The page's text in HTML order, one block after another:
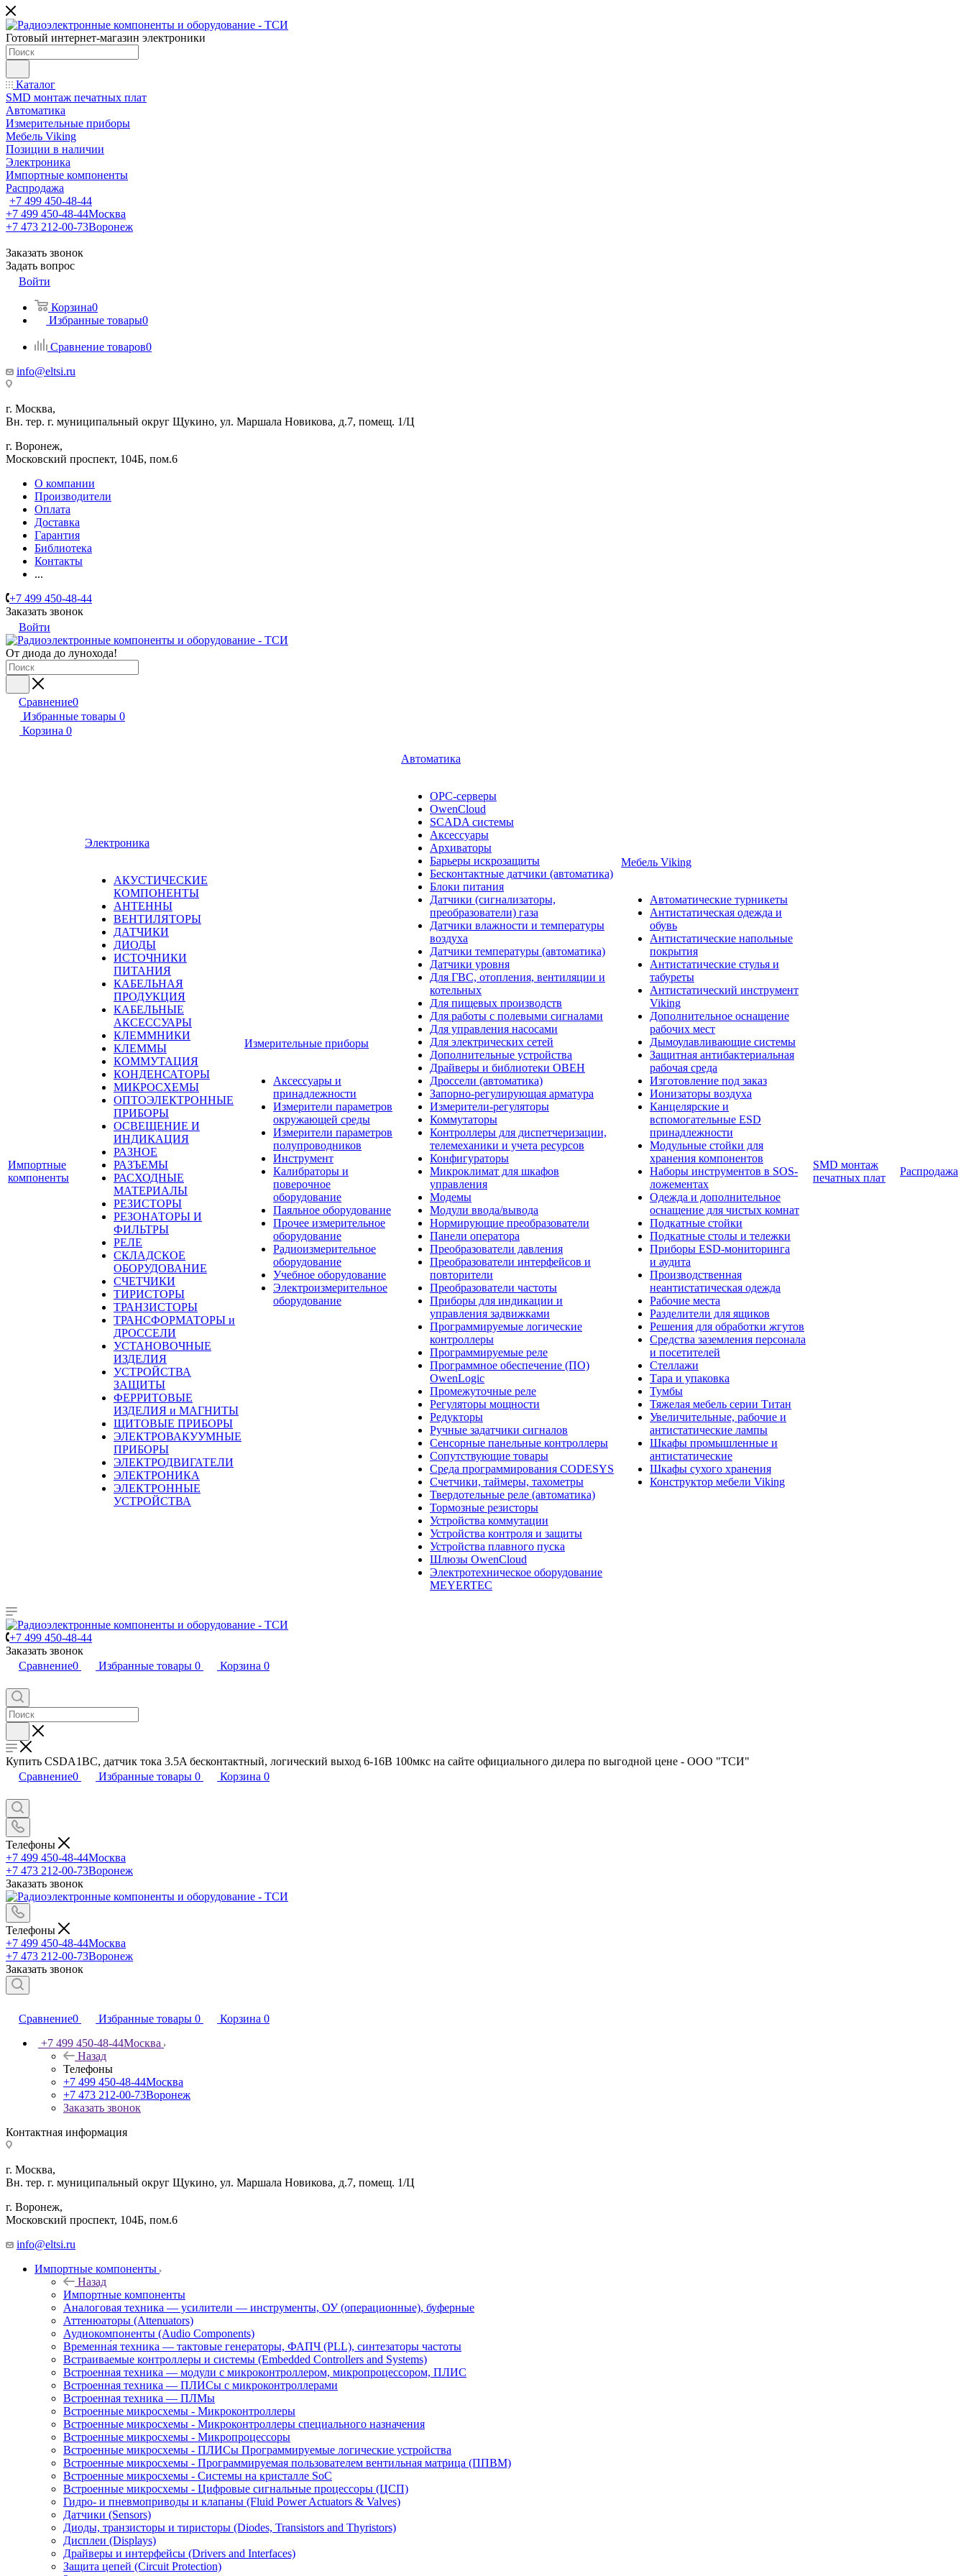
Готовый интернет-магазин электроники
Каталог
SMD монтаж печатных плат
Автоматика
Измерительные приборы
Мебель Viking
Позиции в наличии
Электроника
Импортные компоненты
Распродажа
+7 499 450-48-44
+7 499 450-48-44Москва
+7 473 212-00-73Воронеж
Заказать звонок
Задать вопрос
Войти
Корзина0
Избранные товары0
Сравнение товаров0
info@eltsi.ru
г. Москва,
Вн. тер. г. муниципальный округ Щукино, ул. Маршала Новикова, д.7, помещ. 1/Ц
г. Воронеж,
​Московский проспект, 104Б, пом.6
О компании
Производители
Оплата
Доставка
Гарантия
Библиотека
Контакты
...
+7 499 450-48-44
Заказать звонок
Войти
От диода до лунохода!
Сравнение0
Избранные товары 0
Корзина 0
Импортные
компоненты
Электроника
АКУСТИЧЕСКИЕ
КОМПОНЕНТЫ
АНТЕННЫ
ВЕНТИЛЯТОРЫ
ДАТЧИКИ
ДИОДЫ
ИСТОЧНИКИ
ПИТАНИЯ
КАБЕЛЬНАЯ
ПРОДУКЦИЯ
КАБЕЛЬНЫЕ
АКСЕССУАРЫ
КЛЕММНИКИ
КЛЕММЫ
КОММУТАЦИЯ
КОНДЕНСАТОРЫ
МИКРОСХЕМЫ
ОПТОЭЛЕКТРОННЫЕ
ПРИБОРЫ
ОСВЕЩЕНИЕ И
ИНДИКАЦИЯ
РАЗНОЕ
РАЗЪЕМЫ
РАСХОДНЫЕ
МАТЕРИАЛЫ
РЕЗИСТОРЫ
РЕЗОНАТОРЫ И
ФИЛЬТРЫ
РЕЛЕ
СКЛАДСКОЕ
ОБОРУДОВАНИЕ
СЧЕТЧИКИ
ТИРИСТОРЫ
ТРАНЗИСТОРЫ
ТРАНСФОРМАТОРЫ и
ДРОССЕЛИ
УСТАНОВОЧНЫЕ
ИЗДЕЛИЯ
УСТРОЙСТВА
ЗАЩИТЫ
ФЕРРИТОВЫЕ
ИЗДЕЛИЯ и МАГНИТЫ
ЩИТОВЫЕ ПРИБОРЫ
ЭЛЕКТРОВАКУУМНЫЕ
ПРИБОРЫ
ЭЛЕКТРОДВИГАТЕЛИ
ЭЛЕКТРОНИКА
ЭЛЕКТРОННЫЕ
УСТРОЙСТВА
Измерительные приборы
Аксессуары и
принадлежности
Измерители параметров
окружающей среды
Измерители параметров
полупроводников
Инструмент
Калибраторы и
поверочное
оборудование
Паяльное оборудование
Прочее измерительное
оборудование
Радиоизмерительное
оборудование
Учебное оборудование
Электроизмерительное
оборудование
Автоматика
OPC-серверы
OwenCloud
SCADA системы
Аксессуары
Архиваторы
Барьеры искрозащиты
Бесконтактные датчики (автоматика)
Блоки питания
Датчики (сигнализаторы,
преобразователи) газа
Датчики влажности и температуры
воздуха
Датчики температуры (автоматика)
Датчики уровня
Для ГВС, отопления, вентиляции и
котельных
Для пищевых производств
Для работы с полевыми сигналами
Для управления насосами
Для электрических сетей
Дополнительные устройства
Драйверы и библиотеки ОВЕН
Дроссели (автоматика)
Запорно-регулирующая арматура
Измерители-регуляторы
Коммутаторы
Контроллеры для диспетчеризации,
телемеханики и учета ресурсов
Конфигураторы
Микроклимат для шкафов
управления
Модемы
Модули ввода/вывода
Нормирующие преобразователи
Панели оператора
Преобразователи давления
Преобразователи интерфейсов и
повторители
Преобразователи частоты
Приборы для индикации и
управления задвижками
Программируемые логические
контроллеры
Программируемые реле
Программное обеспечение (ПО)
OwenLogic
Промежуточные реле
Регуляторы мощности
Редукторы
Ручные задатчики сигналов
Сенсорные панельные контроллеры
Сопутствующие товары
Среда программирования CODESYS
Счетчики, таймеры, тахометры
Твердотельные реле (автоматика)
Тормозные резисторы
Устройства коммутации
Устройства контроля и защиты
Устройства плавного пуска
Шлюзы OwenCloud
Электротехническое оборудование
MEYERTEC
Мебель Viking
Автоматические турникеты
Антистатическая одежда и
обувь
Антистатические напольные
покрытия
Антистатические стулья и
табуреты
Антистатический инструмент
Viking
Дополнительное оснащение
рабочих мест
Дымоулавливающие системы
Защитная антибактериальная
рабочая среда
Изготовление под заказ
Ионизаторы воздуха
Канцелярские и
вспомогательные ESD
принадлежности
Модульные стойки для
хранения компонентов
Наборы инструментов в SOS-
ложементах
Одежда и дополнительное
оснащение для чистых комнат
Подкатные стойки
Подкатные столы и тележки
Приборы ESD-мониторинга
и аудита
Производственная
неантистатическая одежда
Рабочие места
Разделители для ящиков
Решения для обработки жгутов
Средства заземления персонала
и посетителей
Стеллажи
Тара и упаковка
Тумбы
Тяжелая мебель серии Титан
Увеличительные, рабочие и
антистатические лампы
Шкафы промышленные и
антистатические
Шкафы сухого хранения
Конструктор мебели Viking
SMD монтаж
печатных плат
Распродажа
+7 499 450-48-44
Заказать звонок
Сравнение0 Избранные товары 0 Корзина 0
Купить CSDA1BC, датчик тока 3.5A бесконтактный, логический выход 6-16В 100мкс на сайте официального дилера по выгодной цене - ООО "ТСИ"
Сравнение0 Избранные товары 0 Корзина 0
Телефоны
+7 499 450-48-44Москва
+7 473 212-00-73Воронеж
Заказать звонок
Телефоны
+7 499 450-48-44Москва
+7 473 212-00-73Воронеж
Заказать звонок
Сравнение0 Избранные товары 0 Корзина 0
+7 499 450-48-44Москва
Назад
Телефоны
+7 499 450-48-44Москва
+7 473 212-00-73Воронеж
Заказать звонок
Контактная информация
г. Москва,
Вн. тер. г. муниципальный округ Щукино, ул. Маршала Новикова, д.7, помещ. 1/Ц
г. Воронеж,
​Московский проспект, 104Б, пом.6
info@eltsi.ru
Импортные компоненты
Назад
Импортные компоненты
Аналоговая техника — усилители — инструменты, ОУ (операционные), буферные
Аттенюаторы (Attenuators)
Аудиокомпоненты (Audio Components)
Временна́я техника — тактовые генераторы, ФАПЧ (PLL), синтезаторы частоты
Встраиваемые контроллеры и системы (Embedded Controllers and Systems)
Встроенная техника — модули с микроконтроллером, микропроцессором, ПЛИС
Встроенная техника — ПЛИСы с микроконтроллерами
Встроенная техника — ПЛМы
Встроенные микросхемы - Микроконтроллеры
Встроенные микросхемы - Микроконтроллеры специального назначения
Встроенные микросхемы - Микропроцессоры
Встроенные микросхемы - ПЛИСы Программируемые логические устройства
Встроенные микросхемы - Программируемая пользователем вентильная матрица (ППВМ)
Встроенные микросхемы - Системы на кристалле SoC
Встроенные микросхемы - Цифровые сигнальные процессоры (ЦСП)
Гидро- и пневмоприводы и клапаны (Fluid Power Actuators & Valves)
Датчики (Sensors)
Диоды, транзисторы и тиристоры (Diodes, Transistors and Thyristors)
Дисплеи (Displays)
Драйверы и интерфейсы (Drivers and Interfaces)
Защита цепей (Circuit Protection)